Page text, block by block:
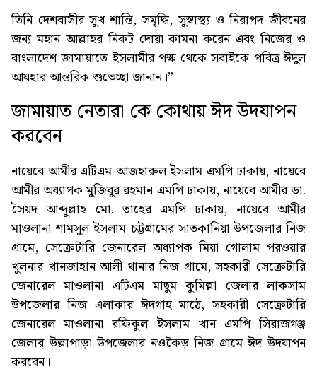
তিনি দেশবাসীর সুখ-শান্তি, সমৃদ্ধি, সুস্বাস্থ্য ও নিরাপদ জীবনের
জন্য মহান আল্লাহর নিকট দোয়া কামনা করেন এবং নিজের ও
বাংলাদেশ জামায়াতে ইসলামীর পক্ষ থেকে সবাইকে পবিত্র ঈদুল
আযহার আন্তরিক শুভেচ্ছা জানান।”
জামায়াত নেতারা কে কোথায় ঈদ উদযাপন
করবেন
নায়েবে আমীর এটিএম আজহারুল ইসলাম এমপি ঢাকায়, নায়েবে
আমীর অধ্যাপক মুজিবুর রহমান এমপি ঢাকায়, নায়েবে আমীর ডা.
সৈয়দ আব্দুল্লাহ মো. তাহের এমপি ঢাকায়, নায়েবে আমীর
মাওলানা শামসুল ইসলাম চট্টগ্রামের সাতকানিয়া উপজেলার নিজ
গ্রামে, সেক্রেটারি জেনারেল অধ্যাপক মিয়া গোলাম পরওয়ার
খুলনার খানজাহান আলী থানার নিজ গ্রামে, সহকারী সেক্রেটারি
জেনারেল মাওলানা এটিএম মাছুম কুমিল্লা জেলার লাকসাম
উপজেলার নিজ এলাকার ঈদগাহ মাঠে, সহকারী সেক্রেটারি
জেনারেল মাওলানা রফিকুল ইসলাম খান এমপি সিরাজগঞ্জ
জেলার উল্লাপাড়া উপজেলার নওকৈড় নিজ গ্রামে ঈদ উদযাপন
করবেন।